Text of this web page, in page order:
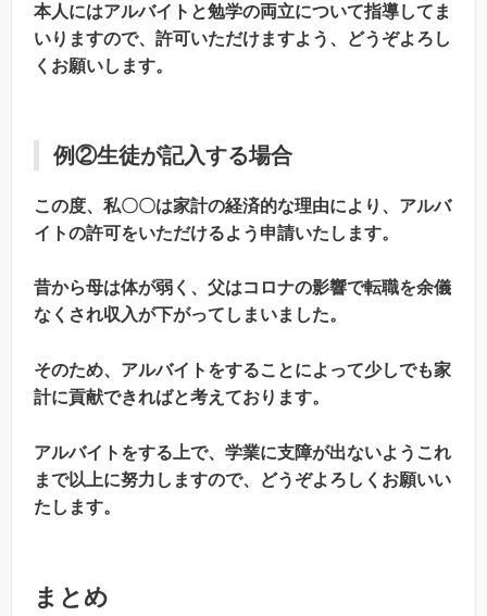
本人にはアルバイトと勉学の両立について指導してま
いりますので、許可いただけますよう、どうぞよろし
くお願いします。
例②生徒が記入する場合
この度、私〇〇は家計の経済的な理由により、アルバ
イトの許可をいただけるよう申請いたします。
昔から母は体が弱く、父はコロナの影響で転職を余儀
なくされ収入が下がってしまいました。
そのため、アルバイトをすることによって少しでも家
計に貢献できればと考えております。
アルバイトをする上で、学業に支障が出ないようこれ
まで以上に努力しますので、どうぞよろしくお願いい
たします。
まとめ